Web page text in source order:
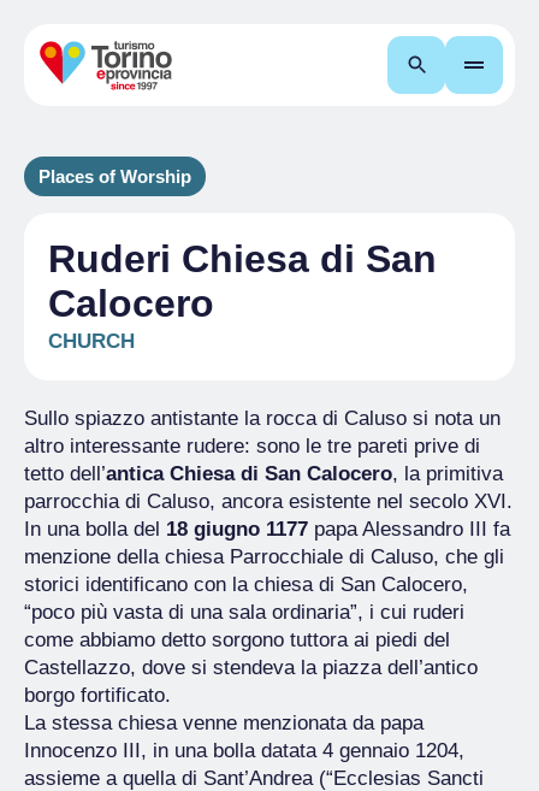
Search
Places of Worship
Ruderi Chiesa di San
Calocero
CHURCH
Sullo spiazzo antistante la rocca di Caluso si nota un
altro interessante rudere: sono le tre pareti prive di
tetto dell’antica Chiesa di San Calocero, la primitiva
parrocchia di Caluso, ancora esistente nel secolo XVI.
In una bolla del 18 giugno 1177 papa Alessandro III fa
menzione della chiesa Parrocchiale di Caluso, che gli
storici identificano con la chiesa di San Calocero,
“poco più vasta di una sala ordinaria”, i cui ruderi
come abbiamo detto sorgono tuttora ai piedi del
Castellazzo, dove si stendeva la piazza dell’antico
borgo fortificato.
La stessa chiesa venne menzionata da papa
Innocenzo III, in una bolla datata 4 gennaio 1204,
assieme a quella di Sant’Andrea (“Ecclesias Sancti